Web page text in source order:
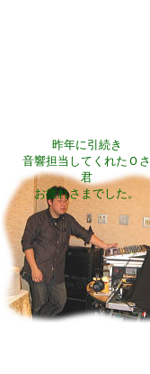
昨年に引続き
音響担当してくれたＯさ
君
お疲れさまでした。